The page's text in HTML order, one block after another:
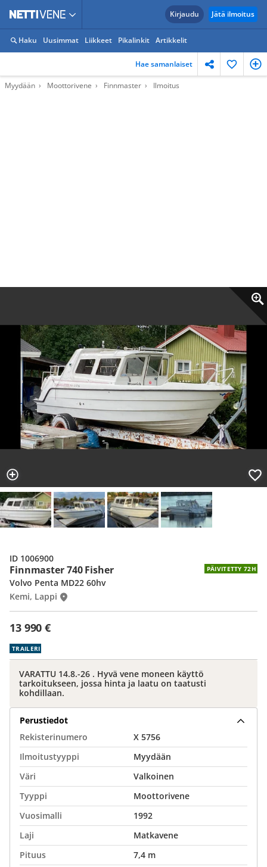
Kirjaudu Jätä ilmoitus
Haku Uusimmat Liikkeet Pikalinkit Artikkelit
Hae samanlaiset
Myydään Moottorivene Finnmaster Ilmoitus
Finnmaster 740 Fisher PÄIVITETTY 72H
13 990 €
Volvo Penta MD22 60hv
Kemi, Lappi
ID 1006900
TRAILERI
VARATTU 14.8.-26 . Hyvä vene moneen käyttö
tarkoitukseen, jossa hinta ja laatu on taatusti
kohdillaan.
Perustiedot
Rekisterinumero
X 5756
Ilmoitustyyppi
Myydään
Väri
Valkoinen
Tyyppi
Moottorivene
Vuosimalli
1992
Laji
Matkavene
Pituus
7,4 m